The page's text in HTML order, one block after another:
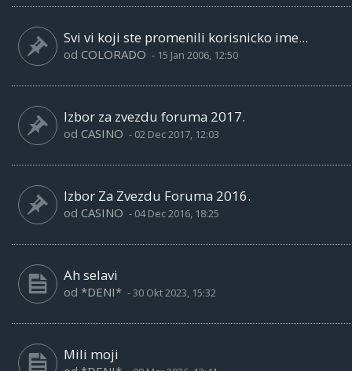
Svi vi koji ste promenili korisnicko ime...
od COLORADO - 15 Jan 2006, 12:50
Izbor za zvezdu foruma 2017.
od CASINO - 02 Dec 2017, 12:03
Izbor Za Zvezdu Foruma 2016.
od CASINO - 04 Dec 2016, 18:25
Ah selavi
od *DENI* -30 Okt 2023, 15:32
Mili moji